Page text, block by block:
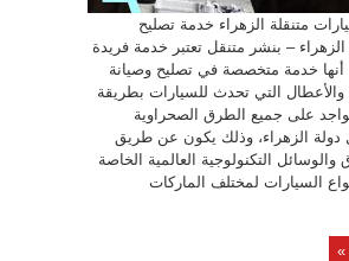
متنقلة الزهراء خدمة تصليح
– بنشر متنقل تعتبر خدمة فريدة
خدمة متخصصة في تصليح وصيانة
التي تحدث للسيارات بطريقة
على جميع الطرق الصحراوية
دولة الزهراء، وذلك يكون عن طريق
والوسائل التكنولوجية العالمية الخاصة
السيارات لمختلف الماركات
»